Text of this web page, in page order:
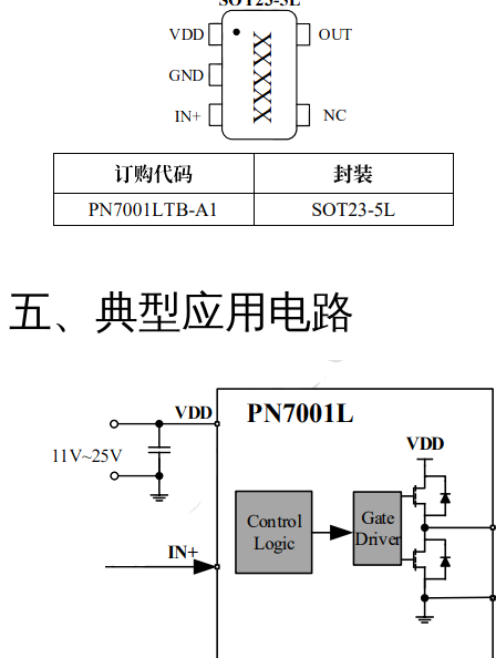
五、典型应用电路